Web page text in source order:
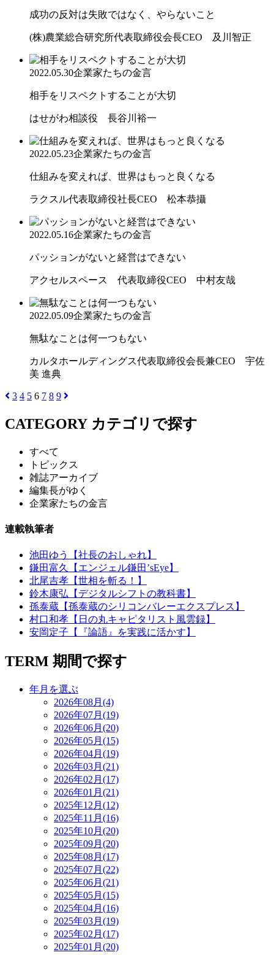
成功の反対は失敗ではなく、やらないこと
(株)農業総合研究所代表取締役会長CEO 及川智正
2022.05.30企業家たちの金言
相手をリスペクトすることが大切
はせがわ相談役 長谷川裕一
2022.05.23企業家たちの金言
仕組みを変えれば、世界はもっと良くなる
ラクスル代表取締役社長CEO 松本恭攝
2022.05.16企業家たちの金言
パッションがないと経営はできない
アクセルスペース 代表取締役CEO 中村友哉
2022.05.09企業家たちの金言
無駄なことは何一つもない
カルタホールディングス代表取締役会長兼CEO 宇佐
美 進典
3 4 5 6 7 8 9
CATEGORY カテゴリで探す
すべて
トピックス
雑誌アーカイブ
編集長がゆく
企業家たちの金言
連載執筆者
池田ゆう【社長のおしゃれ】
鎌田富久【エンジェル鎌田’sEye】
北尾吉孝【世相を斬る！】
鈴木康弘【デジタルシフトの教科書】
孫泰蔵【孫泰蔵のシリコンバレーエクスプレス】
村口和孝【日の丸キャピタリスト風雲録】
安岡定子【『論語』を実践に活かす】
TERM 期間で探す
年月を選ぶ
2026年08月(4)
2026年07月(19)
2026年06月(20)
2026年05月(15)
2026年04月(19)
2026年03月(21)
2026年02月(17)
2026年01月(21)
2025年12月(12)
2025年11月(16)
2025年10月(20)
2025年09月(20)
2025年08月(17)
2025年07月(22)
2025年06月(21)
2025年05月(15)
2025年04月(16)
2025年03月(19)
2025年02月(17)
2025年01月(20)